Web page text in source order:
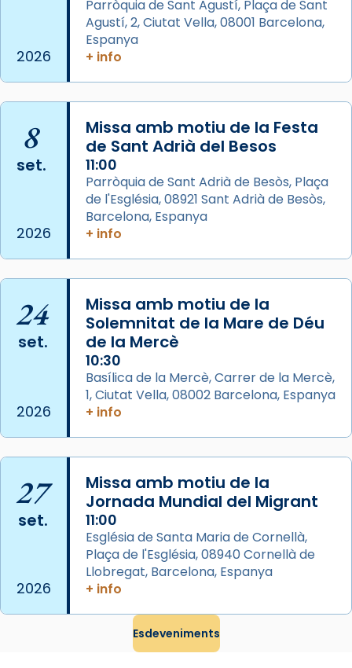
que les santes Juliana (“relatiu a Júlia”) i
Semproniana (“relatiu a Semprònia =
eterna”) són deixebles seves. I l’any 1667, el
frare Joan Gaspar Roig, afirma en una obra
que les santes són filles de l’antiga Iluro.
Mataró en reivindicarà les relíquies fins que
les aconseguirà el 1772. L’ofici que es canta
a la “Missa de les Santes” (“Missa de
Glòria”) fou composta el 1848 per Mn.
Manuel Blanch, amb aire d’òpera
italianitzant; s’interpreta per privilegi
pontifici, amb orquestra i cor, i té una
duració aproximada de tres hores. Després,
processó (recuperada el 1972) al voltant
del temple amb les relíquies de les santes.
Des de 1985 hi participa també un grup de
diablesses amb música i ball propis. Festa
gran a Mataró.
«Si vols saber què és calor, ves per les
Santes a Mataró»🥵.
Photo
View on Facebook · Share
Arquebisbat de Barcelona
2 weeks ago
Jaume, fill de Zebedeu, és juntament amb el
seu germà Joan i Pere un dels que
acompanyava més de prop Jesús.
Segons el llibre dels Fets (12,2) fou el primer
apòstol màrtir, decapitat a Jerusalem per
Herodes Agripa (vers l'any 44).
2026
Parròquia de Sant Agustí, Plaça de Sant
Agustí, 2, Ciutat Vella, 08001 Barcelona,
Espanya
+ info
8
set.
2026
Missa amb motiu de la Festa
de Sant Adrià del Besos
11:00
Parròquia de Sant Adrià de Besòs, Plaça
de l'Església, 08921 Sant Adrià de Besòs,
Barcelona, Espanya
+ info
24
set.
2026
Missa amb motiu de la
Solemnitat de la Mare de Déu
de la Mercè
10:30
Basílica de la Mercè, Carrer de la Mercè,
1, Ciutat Vella, 08002 Barcelona, Espanya
+ info
27
set.
2026
Missa amb motiu de la
Jornada Mundial del Migrant
11:00
Església de Santa Maria de Cornellà,
Plaça de l'Església, 08940 Cornellà de
Llobregat, Barcelona, Espanya
+ info
Esdeveniments